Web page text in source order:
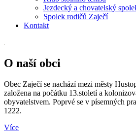
Jezdecký a chovatelský
Spolek rodičů Zaječí
Kontakt
O naší obci
Obec Zaječí se nachází mezi městy
založena na počátku 13.století a
obyvatelstvem. Poprvé se v písemných
1222.
Více